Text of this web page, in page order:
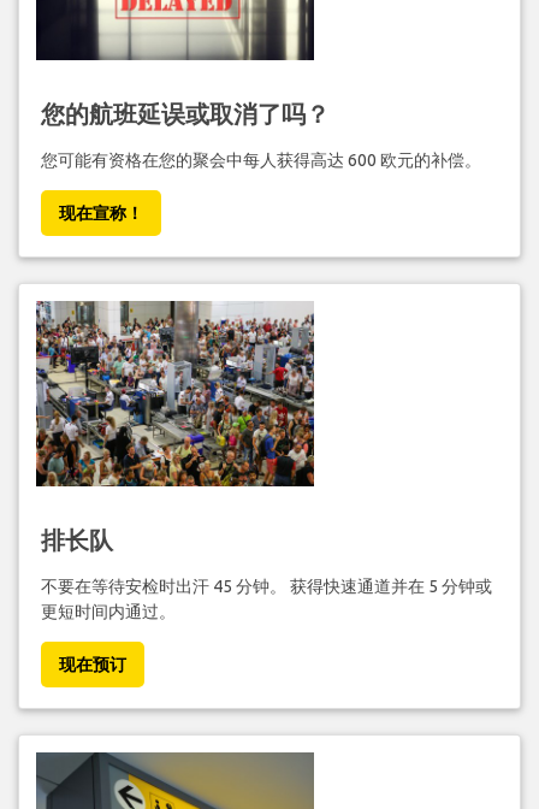
您的航班延误或取消了吗？
您可能有资格在您的聚会中每人获得高达 600 欧元的补偿。
现在宣称！
排长队
不要在等待安检时出汗 45 分钟。 获得快速通道并在 5 分钟或
更短时间内通过。
现在预订